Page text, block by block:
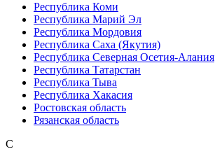
Республика Коми
Республика Марий Эл
Республика Мордовия
Республика Саха (Якутия)
Республика Северная Осетия-Алания
Республика Татарстан
Республика Тыва
Республика Хакасия
Ростовская область
Рязанская область
С